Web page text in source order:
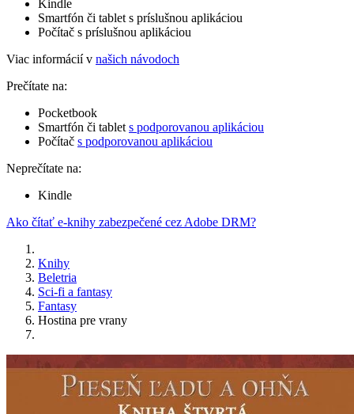
Kindle
Smartfón či tablet s príslušnou aplikáciou
Počítač s príslušnou aplikáciou
Viac informácií v našich návodoch
Prečítate na:
Pocketbook
Smartfón či tablet s podporovanou aplikáciou
Počítač s podporovanou aplikáciou
Neprečítate na:
Kindle
Ako čítať e-knihy zabezpečené cez Adobe DRM?
Knihy
Beletria
Sci-fi a fantasy
Fantasy
Hostina pre vrany